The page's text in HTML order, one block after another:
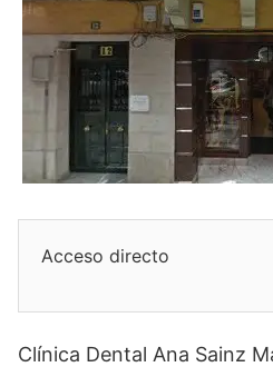
Acceso directo
Clínica Dental Ana Sainz